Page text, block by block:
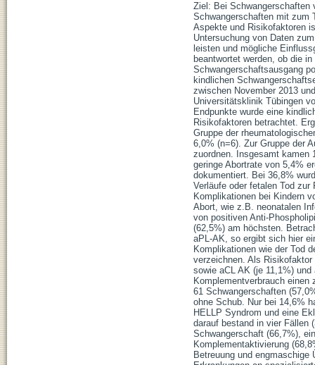
Ziel: Bei Schwangerschaften
Schwangerschaften mit zum
Aspekte und Risikofaktoren
Untersuchung von Daten
leisten und mögliche
beantwortet werden, ob die
Schwangerschaftsausgang
kindlichen
zwischen November 2013
Universitätsklinik Tübingen
Endpunkte wurde eine
Risikofaktoren betrachtet.
Gruppe der
6,0% (n=6). Zur Gruppe der
zuordnen. Insgesamt kamen
geringe Abortrate von 5,4%
dokumentiert. Bei 36,8%
Verläufe oder fetalen Tod
Komplikationen bei Kindern
Abort, wie z.B. neonatalen
von positiven Anti-
(62,5%) am höchsten.
aPL-AK, so ergibt sich hier
Komplikationen wie der Tod
verzeichnen. Als
sowie aCL AK (je 11,1%)
Komplementverbrauch
61 Schwangerschaften
ohne Schub. Nur bei 14,6%
HELLP Syndrom und eine
darauf bestand in vier Fällen
Schwangerschaft (66,7%),
Komplementaktivierung
Betreuung und